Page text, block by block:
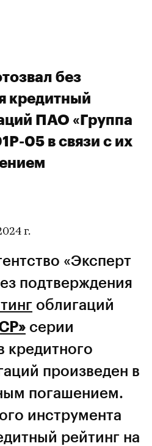
без
кредитный
ПАО «Группа
05 в связи с их
г.
«Эксперт
подтверждения
облигаций
серии
кредитного
произведен в
погашением.
инструмента
рейтинг на